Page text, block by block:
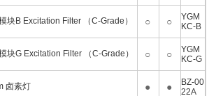
块B Excitation Filter （C-Grade） ○ ○
YGM
KC-B
块G Excitation Filter （C-Grade） ○ ○
YGM
KC-G
卤素灯 ● ●
BZ-00
22A